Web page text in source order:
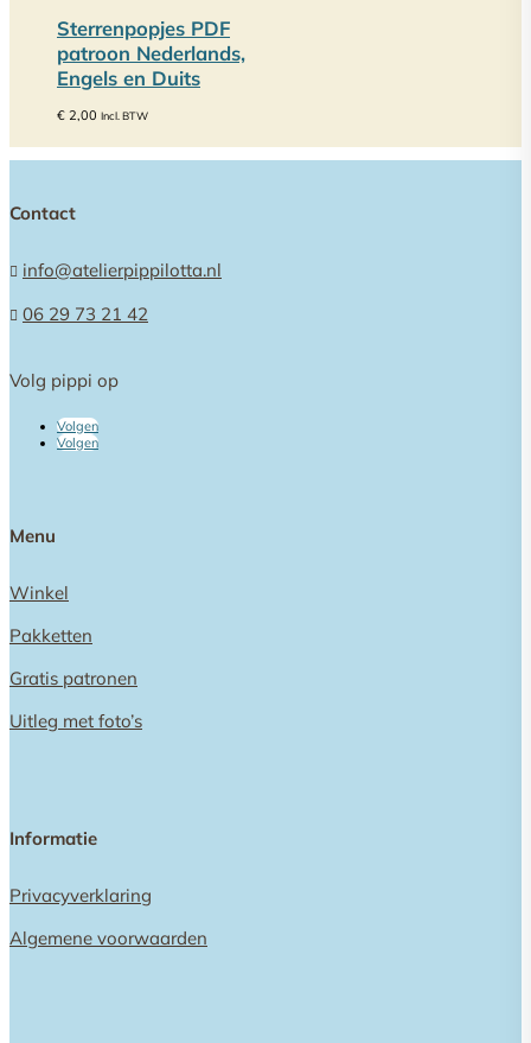
Sterrenpopjes PDF
patroon Nederlands,
Engels en Duits
€ 2,00 Incl. BTW
Contact
 info@atelierpippilotta.nl
 06 29 73 21 42
Volg pippi op
Volgen
Volgen
Menu
Winkel
Pakketten
Gratis patronen
Uitleg met foto’s
Informatie
Privacyverklaring
Algemene voorwaarden